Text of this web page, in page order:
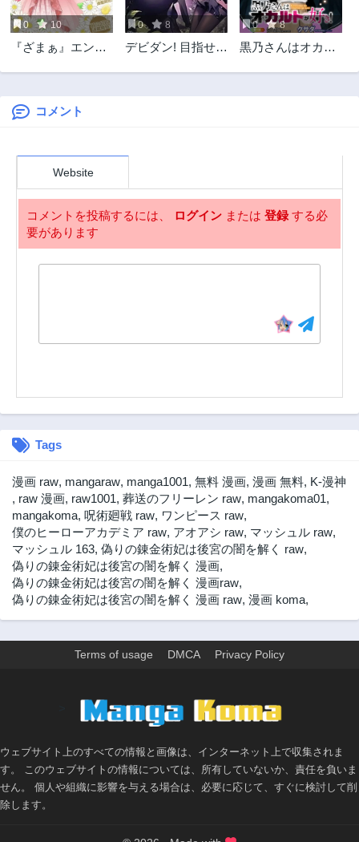
0 10
『ざまぁ』エンド
ので旦那様と好き
に生きます!
0 8
デビダン! 目指せダ
0 8
黒乃さんはオカル
コメント
Website
コメントを投稿するには、 ログイン または 登録する必
要があります
Tags
漫画 raw, mangaraw, manga1001, 無料 漫画, 漫画 無料, K-漫神
, raw 漫画, raw1001, 葬送のフリーレン raw, mangakoma01,
mangakoma, 呪術廻戦 raw, ワンピース raw,
僕のヒーローアカデミア raw, アオアシ raw, マッシュル raw,
マッシュル 163, 偽りの錬金術妃は後宮の闇を解く raw,
偽りの錬金術妃は後宮の闇を解く 漫画,
偽りの錬金術妃は後宮の闇を解く 漫画raw,
偽りの錬金術妃は後宮の闇を解く 漫画 raw, 漫画 koma,
Terms of usage DMCA Privacy Policy
ウェブサイト上のすべての情報と画像は、インターネット上で収集されま
す。 このウェブサイトの情報については、所有していないか、責任を負いま
せん。 個人や組織に影響を与える場合は、必要に応じて、すぐに検討して削
除します。